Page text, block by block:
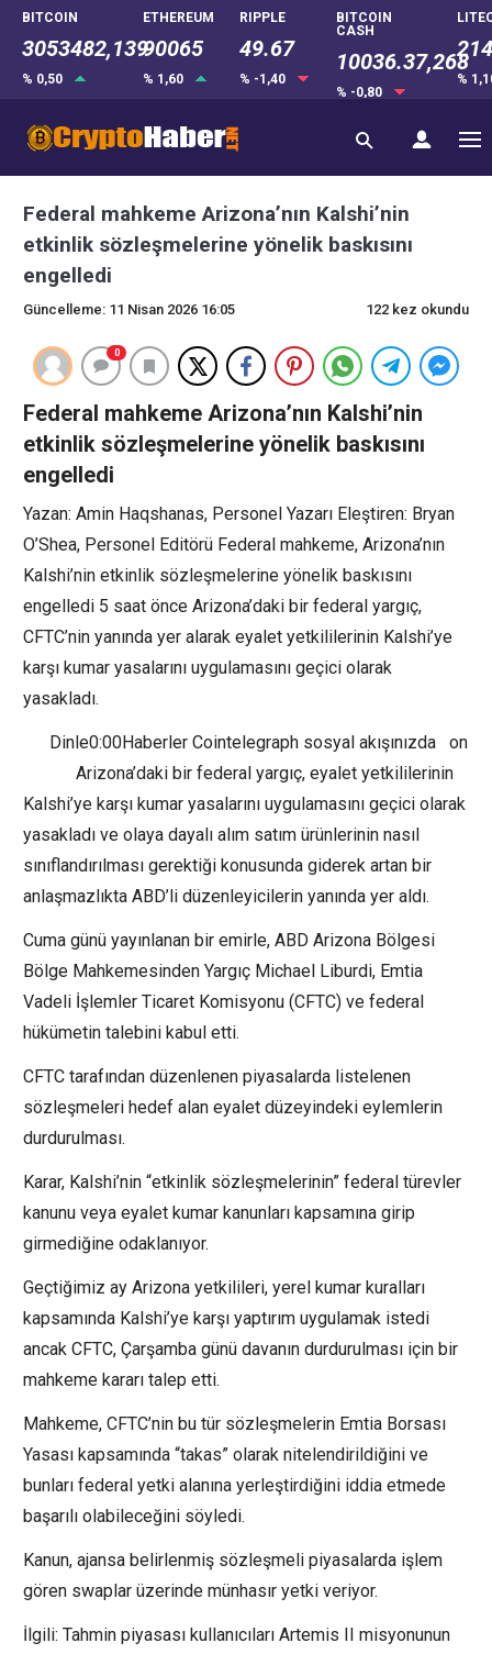
BITCOIN
3053482,139
% 0,50
ETHEREUM
90065
% 1,60
RIPPLE
49.67
% -1,40
BITCOIN
CASH
10036.37,268
% -0,80
%
Federal mahkeme Arizona’nın Kalshi’nin
etkinlik sözleşmelerine yönelik baskısını
engelledi
Güncelleme: 11 Nisan 2026 16:05 122 kez okundu
0
Federal mahkeme Arizona’nın Kalshi’nin
etkinlik sözleşmelerine yönelik baskısını
engelledi
Yazan: Amin Haqshanas, Personel Yazarı Eleştiren: Bryan
O’Shea, Personel Editörü Federal mahkeme, Arizona’nın
Kalshi’nin etkinlik sözleşmelerine yönelik baskısını
engelledi 5 saat önce Arizona’daki bir federal yargıç,
CFTC’nin yanında yer alarak eyalet yetkililerinin Kalshi’ye
karşı kumar yasalarını uygulamasını geçici olarak
yasakladı.
Dinle0:00Haberler Cointelegraph sosyal akışınızda on
Arizona’daki bir federal yargıç, eyalet yetkililerinin
Kalshi’ye karşı kumar yasalarını uygulamasını geçici olarak
yasakladı ve olaya dayalı alım satım ürünlerinin nasıl
sınıflandırılması gerektiği konusunda giderek artan bir
anlaşmazlıkta ABD’li düzenleyicilerin yanında yer aldı.
Cuma günü yayınlanan bir emirle, ABD Arizona Bölgesi
Bölge Mahkemesinden Yargıç Michael Liburdi, Emtia
Vadeli İşlemler Ticaret Komisyonu (CFTC) ve federal
hükümetin talebini kabul etti.
CFTC tarafından düzenlenen piyasalarda listelenen
sözleşmeleri hedef alan eyalet düzeyindeki eylemlerin
durdurulması.
Karar, Kalshi’nin “etkinlik sözleşmelerinin” federal türevler
kanunu veya eyalet kumar kanunları kapsamına girip
girmediğine odaklanıyor.
Geçtiğimiz ay Arizona yetkilileri, yerel kumar kuralları
kapsamında Kalshi’ye karşı yaptırım uygulamak istedi
ancak CFTC, Çarşamba günü davanın durdurulması için bir
mahkeme kararı talep etti.
Mahkeme, CFTC’nin bu tür sözleşmelerin Emtia Borsası
Yasası kapsamında “takas” olarak nitelendirildiğini ve
bunları federal yetki alanına yerleştirdiğini iddia etmede
başarılı olabileceğini söyledi.
Kanun, ajansa belirlenmiş sözleşmeli piyasalarda işlem
gören swaplar üzerinde münhasır yetki veriyor.
İlgili: Tahmin piyasası kullanıcıları Artemis II misyonunun